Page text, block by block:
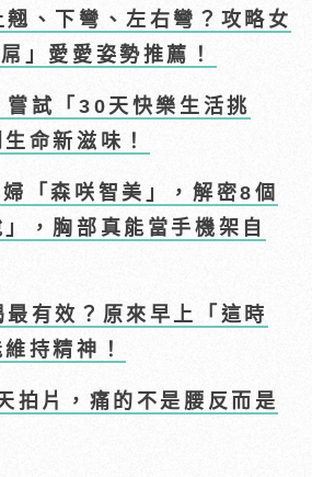
翹、下彎、左右彎？攻略女
」愛愛姿勢推薦！
嘗試「30天快樂生活挑
命新滋味！
「森咲智美」，解密8個
」，胸部真能當手機架自
有效？原來早上「這時
持精神！
拍片，痛的不是腰反而是